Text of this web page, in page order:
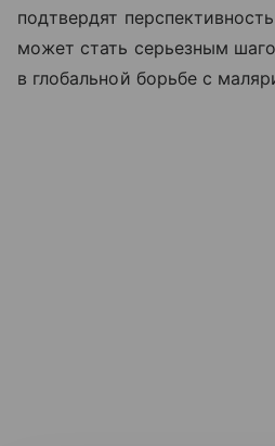
подтвердят
может стать серьезным
в глобальной борьбе с